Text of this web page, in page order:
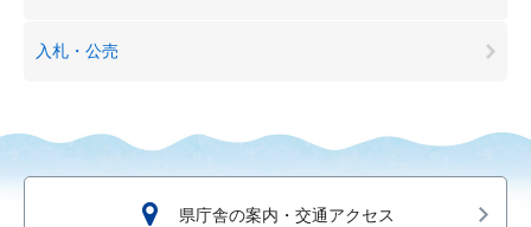
入札・公売
県庁舎の案内・交通アクセス